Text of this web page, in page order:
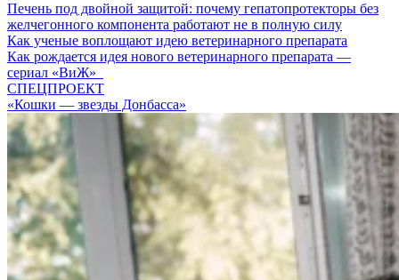
Печень под двойной защитой: почему гепатопротекторы без
желчегонного компонента работают не в полную силу
Как ученые воплощают идею ветеринарного препарата
Как рождается идея нового ветеринарного препарата —
сериал «ВиЖ»
СПЕЦПРОЕКТ
«Кошки — звезды Донбасса»